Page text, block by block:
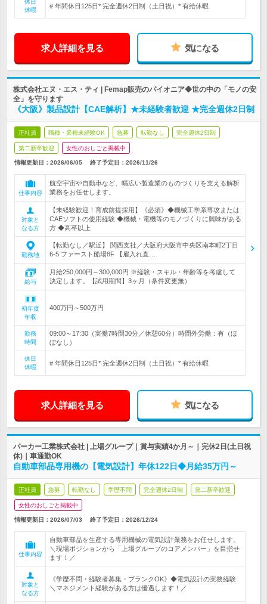
休日
休暇
# 年間休日125日* 完全週休2日制（土日祝）* 有給休暇
求人詳細を見る 気になる
株式会社エヌ・エス・ティ | Femap販売のパイオニア◆世の中の「モノの安
全」を守ります
《大阪》製品設計【CAE解析】★未経験者歓迎 ★完全週休2日制
正社員 職種・業種未経験OK 急募 転勤なし 完全週休2日制
第二新卒歓迎 女性のおしごと掲載中
情報更新日：2026/06/05 終了予定日： 2026/11/26
仕事内容
航空宇宙や自動車など、幅広い製造業のものづくりを支える解析
業務をお任せします。
対象と
なる方
【未経験歓迎！育成前提採用】《必須》◆機械工学系専攻または
CAEソフトの使用経験 ◆機械・電機等のモノづくりに興味がある
方 ◆高卒以上
勤務地
【転勤なし／駅近】 関西支社／大阪府大阪市中央区南本町2丁目
6-5 ファースト船場8F 【雇入れ直…
給与
月給250,000円～300,000円 ※経験・スキル・年齢等を考慮して
決定します。【試用期間】3ヶ月（条件変更無）
初年度
年収
400万円～500万円
勤務
時間
09:00～17:30（実働7時間30分／休憩60分）時間外労働：有（ほ
ぼなし）
休日
休暇
# 年間休日125日* 完全週休2日制（土日祝）* 有給休暇
求人詳細を見る 気になる
パーカー工業株式会社 | 上場グループ｜賞与実績4か月～｜完休2日(土日祝
休)｜車通勤OK
自動車部品専用機の【電気設計】年休122日◆月給35万円～
正社員 急募 転勤なし 学歴不問 完全週休2日制 第二新卒歓迎
女性のおしごと掲載中
情報更新日：2026/07/03 終了予定日： 2026/12/24
仕事内容
自動車部品を生産する専用機械の電気設計業務をお任せします。
＼現場ポジションから「上場グループのコアメンバー」を目指せ
ます！／
対象と
なる方
《学歴不問・経験者募集・ブランクOK》◆電気設計の実務経験
＼マネジメント経験がある方は優遇します！／